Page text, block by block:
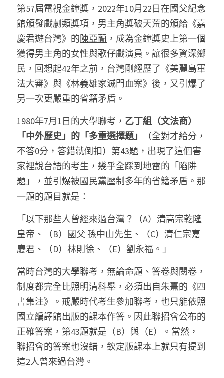
Facebook
搜索
第57屆電視金鐘獎，2022年10月22日在國父紀念
館頒發戲劇類獎項，男主角獎破天荒的頒給《嘉
慶君遊台灣》的陳亞蘭 ，成為金鐘獎史上第一個
獲得男主角的女性與歌仔戲演員。讓很多資深鄉
民，回想起42年之前，台灣剛經歷了《美麗島軍
法大審》與《林義雄家滅門血案》後，又引爆了
另一次更嚴重的省籍矛盾。
1980年7月1日的大學聯考， 乙丁組（文法商）
「中外歷史」的「多重選擇題」
（全對才給分，
不答0分，答錯就倒扣）第43題，出現了這個害
家裡說台語的考生，幾乎全踩到地雷的「陷阱
題」，並引爆被國民黨壓制多年的省籍矛盾。那
一題的題目就是：
「以下那些人曾經來過台灣？（A）清高宗乾隆
皇帝、（B）國父 孫中山先生、（C）清仁宗嘉
慶君、（D）林則徐、（E）劉永福。」
當時台灣的大學聯考，無論命題、答卷與閱卷，
制度都完全比照明清科舉，必須出自朱熹的《四
書集注》。戒嚴時代考生參加聯考，也只能依照
國立編譯館出版的課本作答。因此聯招會公布的
正確答案，第43題就是（B）與（E）。當然，
聯招會的答案也沒錯，欽定版課本上就只有提到
這2人曾來過台灣。